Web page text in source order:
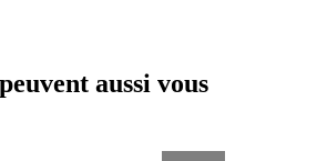
aussi vous